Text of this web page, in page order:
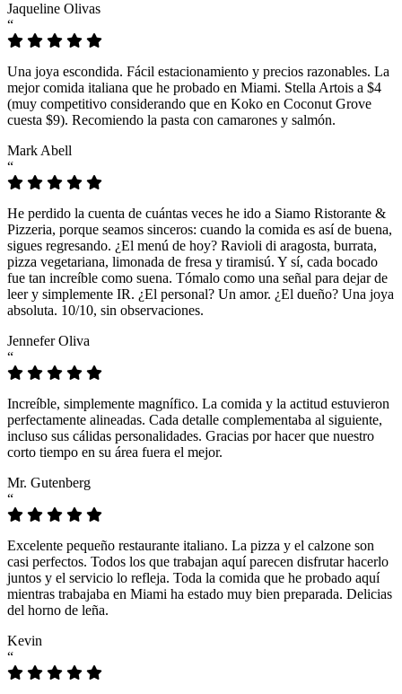
Jaqueline Olivas
“
Una joya escondida. Fácil estacionamiento y precios razonables. La
mejor comida italiana que he probado en Miami. Stella Artois a $4
(muy competitivo considerando que en Koko en Coconut Grove
cuesta $9). Recomiendo la pasta con camarones y salmón.
Mark Abell
“
He perdido la cuenta de cuántas veces he ido a Siamo Ristorante &
Pizzeria, porque seamos sinceros: cuando la comida es así de buena,
sigues regresando. ¿El menú de hoy? Ravioli di aragosta, burrata,
pizza vegetariana, limonada de fresa y tiramisú. Y sí, cada bocado
fue tan increíble como suena. Tómalo como una señal para dejar de
leer y simplemente IR. ¿El personal? Un amor. ¿El dueño? Una joya
absoluta. 10/10, sin observaciones.
Jennefer Oliva
“
Increíble, simplemente magnífico. La comida y la actitud estuvieron
perfectamente alineadas. Cada detalle complementaba al siguiente,
incluso sus cálidas personalidades. Gracias por hacer que nuestro
corto tiempo en su área fuera el mejor.
Mr. Gutenberg
“
Excelente pequeño restaurante italiano. La pizza y el calzone son
casi perfectos. Todos los que trabajan aquí parecen disfrutar hacerlo
juntos y el servicio lo refleja. Toda la comida que he probado aquí
mientras trabajaba en Miami ha estado muy bien preparada. Delicias
del horno de leña.
Kevin
“